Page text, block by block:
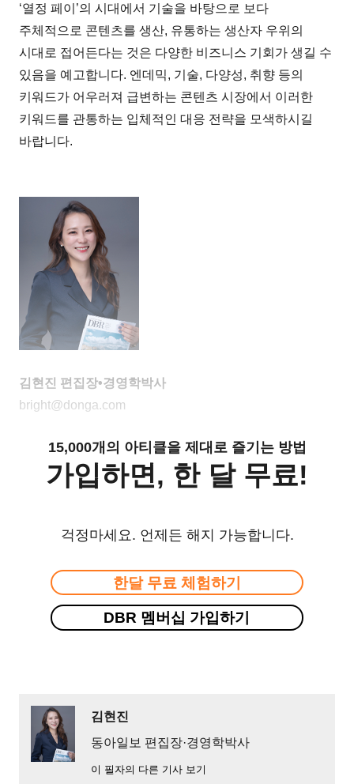
‘열정 페이’의 시대에서 기술을 바탕으로 보다
주체적으로 콘텐츠를 생산, 유통하는 생산자 우위의
시대로 접어든다는 것은 다양한 비즈니스 기회가 생길 수
있음을 예고합니다. 엔데믹, 기술, 다양성, 취향 등의
키워드가 어우러져 급변하는 콘텐츠 시장에서 이러한
키워드를 관통하는 입체적인 대응 전략을 모색하시길
바랍니다.
김현진 편집장•경영학박사
bright@donga.com
15,000개의 아티클을 제대로 즐기는 방법
가입하면, 한 달 무료!
걱정마세요. 언제든 해지 가능합니다.
한달 무료 체험하기
DBR 멤버십 가입하기
김현진
동아일보 편집장·경영학박사
이 필자의 다른 기사 보기